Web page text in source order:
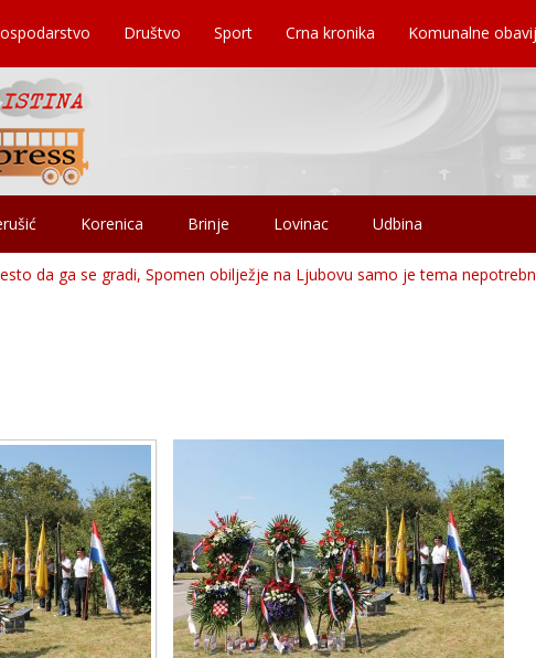
Društvo Sport Crna kronika Komunalne
Korenica Brinje Lovinac Udbina
da ga se gradi, Spomen obilježje na Ljubovu samo je tema